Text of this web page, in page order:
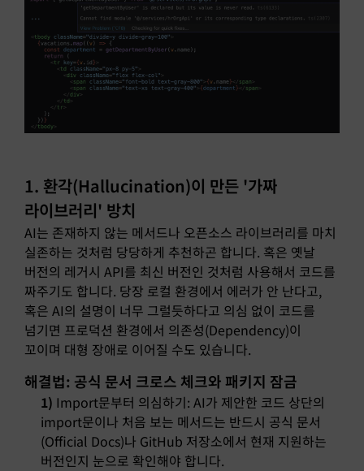
1. 환각(Hallucination)이 만든 '가짜
라이브러리' 방치
AI는 존재하지 않는 메서드나 오픈소스 라이브러리를 마치
실존하는 것처럼 당당하게 추천하곤 합니다. 혹은 옛날
버전의 레거시 API를 최신 버전인 것처럼 사용해서 코드를
짜주기도 합니다. 당장 로컬 환경에서 에러가 안 난다고,
혹은 AI의 설명이 너무 그럴듯하다고 의심 없이 코드를
넘기면 프로덕션 환경에서 의존성(Dependency)이
꼬이며 대형 장애로 이어질 수도 있습니다.
해결법: 공식 문서 크로스 체크와 패키지 잠금
1) Import문부터 의심하기: AI가 제안한 코드 상단의
import문이나 처음 보는 메서드는 반드시 공식 문서
(Official Docs)나 GitHub 저장소에서 현재 지원하는
버전인지 눈으로 확인해야 합니다.